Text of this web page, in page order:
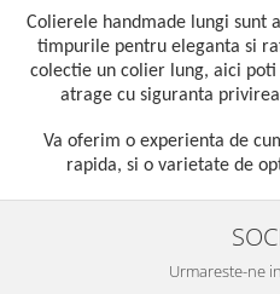
Colierele handmade lungi sunt
timpurile pentru eleganta si
colectie un colier lung, aici
atrage cu siguranta
Va oferim o experienta de
rapida, si o varietate de
Urmareste-ne